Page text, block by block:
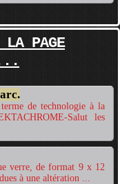
PAGE
de technologie à la
Salut les
verre, de format 9 x 12
à une altération ...